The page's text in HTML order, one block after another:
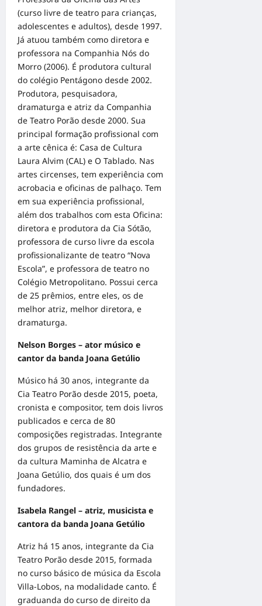
(curso livre de teatro para crianças,
adolescentes e adultos), desde 1997.
Já atuou também como diretora e
professora na Companhia Nós do
Morro (2006). É produtora cultural
do colégio Pentágono desde 2002.
Produtora, pesquisadora,
dramaturga e atriz da Companhia
de Teatro Porão desde 2000. Sua
principal formação profissional com
a arte cênica é: Casa de Cultura
Laura Alvim (CAL) e O Tablado. Nas
artes circenses, tem experiência com
acrobacia e oficinas de palhaço. Tem
em sua experiência profissional,
além dos trabalhos com esta Oficina:
diretora e produtora da Cia Sótão,
professora de curso livre da escola
profissionalizante de teatro “Nova
Escola”, e professora de teatro no
Colégio Metropolitano. Possui cerca
de 25 prêmios, entre eles, os de
melhor atriz, melhor diretora, e
dramaturga.
Nelson Borges – ator músico e
cantor da banda Joana Getúlio
Músico há 30 anos, integrante da
Cia Teatro Porão desde 2015, poeta,
cronista e compositor, tem dois livros
publicados e cerca de 80
composições registradas. Integrante
dos grupos de resistência da arte e
da cultura Maminha de Alcatra e
Joana Getúlio, dos quais é um dos
fundadores.
Isabela Rangel – atriz, musicista e
cantora da banda Joana Getúlio
Atriz há 15 anos, integrante da Cia
Teatro Porão desde 2015, formada
no curso básico de música da Escola
Villa-Lobos, na modalidade canto. É
graduanda do curso de direito da